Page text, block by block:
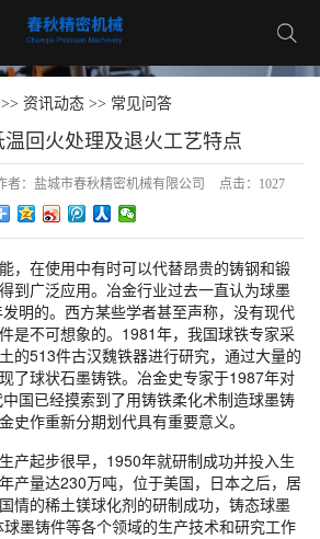
>> 资讯动态 >> 常见问答
回火处理及退火工艺特点
者： 盐城市春秋精密机械有限公司 点击： 1027
，在使用中有时可以代替昂贵的铸钢和锻
到广泛应用。冶金行业过去一直认为球墨
明的。西方某些学者甚至声称，没有现代
是不可想象的。1981年，我国球铁专家采
的513件古汉魏铁器进行研究，通过大量的
了球状石墨铸铁。冶金史专家于1987年对
国已经摸索到了用铸铁柔化术制造球墨铸
史作重新分期划代具有重要意义。
产起步很早，1950年就研制成功并投入生
产量达230万吨，位于美国，日本之后，居
情的稀土镁球化剂的研制成功，铸态球墨
墨铸件等各个领域的生产技术和研究工作